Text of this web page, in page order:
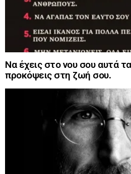
Να έχεις στο νου σου αυτά
προκόψεις στη ζωή σου.